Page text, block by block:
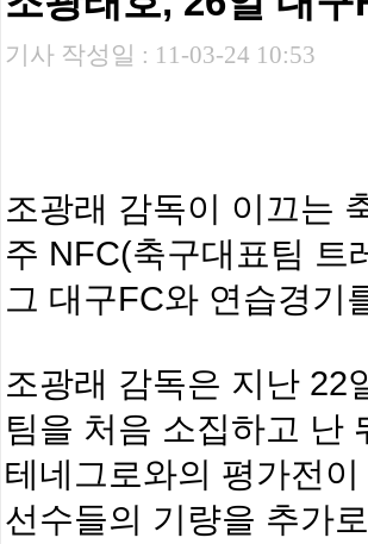
기사 작성일 : 11-03-24 10:53
조광래 감독이 이끄는
주 NFC(축구대표팀 트
그 대구FC와 연습경기
조광래 감독은 지난 22
팀을 처음 소집하고 난
테네그로와의 평가전
선수들의 기량을 추가